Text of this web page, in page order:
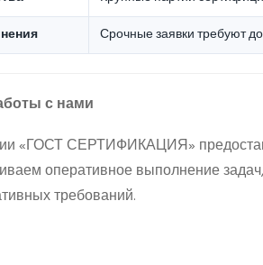
Срочные заявки требуют
с нами
«ГОСТ СЕРТИФИКАЦИЯ»
оперативное выполнение
требований.